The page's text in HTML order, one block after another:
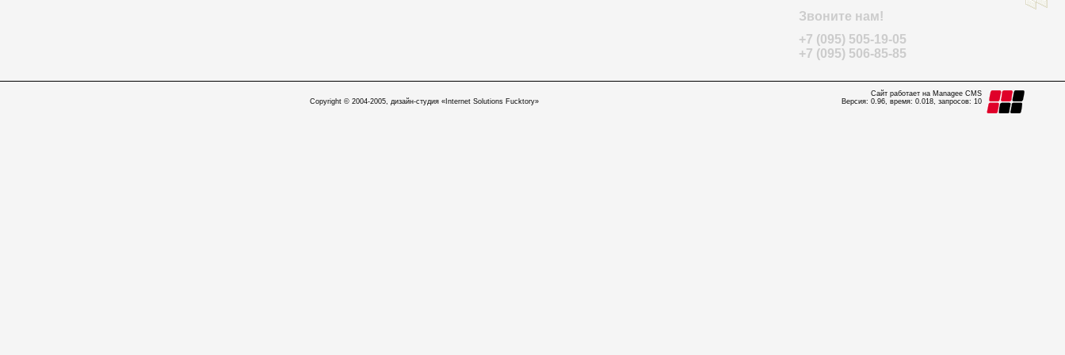
Звоните нам!
+7 (095) 505-19-05
+7 (095) 506-85-85
Copyright © 2004-2005, дизайн-студия «Internet Solutions Fucktory»
Сайт работает на Managee CMS
Версия: 0.96, время: 0.018, запросов: 10